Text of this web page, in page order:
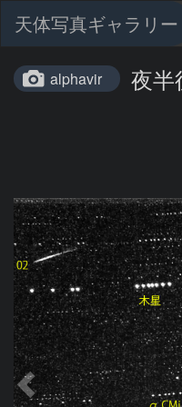
天体写真ギャラリー
alphavir 夜半